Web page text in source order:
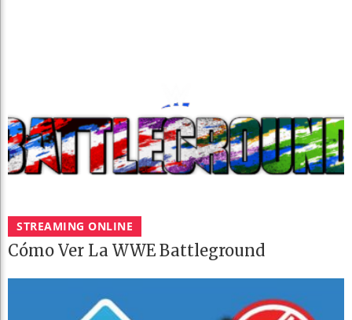
STREAMING ONLINE
Cómo Ver La WWE Battleground